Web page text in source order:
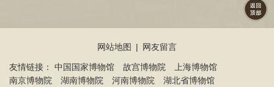
这个盛夏，诚邀四方观众驻足陕历博，览千年衣冠锦
绣，阅丝路千年风云，在文物方寸之间体悟西域文明之
网站地图 | 网友留言
友情链接： 中国国家博物馆 故宫博物院
上海博物馆
南京博物院
湖南博物院 河南博物院 湖北省博物馆